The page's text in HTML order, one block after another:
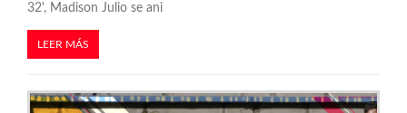
32', Madison Julio se ani
LEER MÁS